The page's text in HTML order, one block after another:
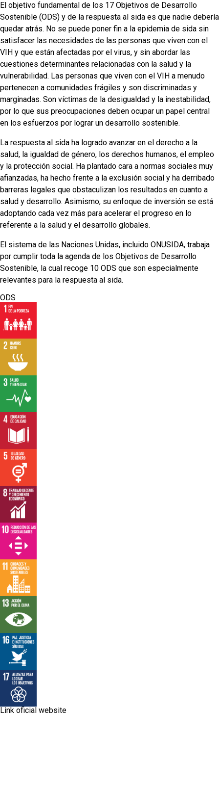
El objetivo fundamental de los 17 Objetivos de Desarrollo
Sostenible (ODS) y de la respuesta al sida es que nadie debería
quedar atrás. No se puede poner fin a la epidemia de sida sin
satisfacer las necesidades de las personas que viven con el
VIH y que están afectadas por el virus, y sin abordar las
cuestiones determinantes relacionadas con la salud y la
vulnerabilidad. Las personas que viven con el VIH a menudo
pertenecen a comunidades frágiles y son discriminadas y
marginadas. Son víctimas de la desigualdad y la inestabilidad,
por lo que sus preocupaciones deben ocupar un papel central
en los esfuerzos por lograr un desarrollo sostenible.
La respuesta al sida ha logrado avanzar en el derecho a la
salud, la igualdad de género, los derechos humanos, el empleo
y la protección social. Ha plantado cara a normas sociales muy
afianzadas, ha hecho frente a la exclusión social y ha derribado
barreras legales que obstaculizan los resultados en cuanto a
salud y desarrollo. Asimismo, su enfoque de inversión se está
adoptando cada vez más para acelerar el progreso en lo
referente a la salud y el desarrollo globales.
El sistema de las Naciones Unidas, incluido ONUSIDA, trabaja
por cumplir toda la agenda de los Objetivos de Desarrollo
Sostenible, la cual recoge 10 ODS que son especialmente
relevantes para la respuesta al sida.
ODS
Link oficial website